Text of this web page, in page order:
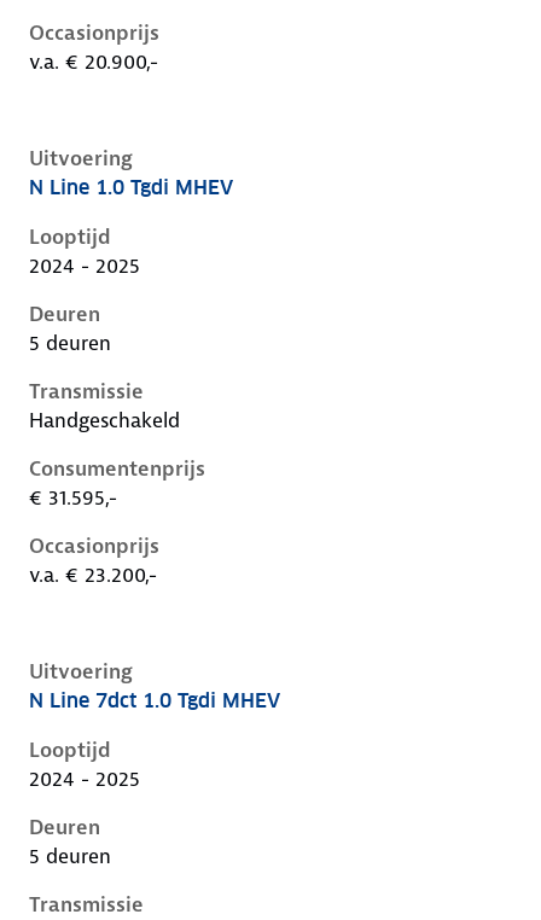
Occasionprijs
v.a. € 20.900,-
Uitvoering
Hyundai I20 iii-1e-facelift, 1.0 tgdi mhev, 74 kW,
N Line 1.0 Tgdi MHEV
Looptijd
2024 - 2025
Deuren
5 deuren
Transmissie
Handgeschakeld
Consumentenprijs
€ 31.595,-
Occasionprijs
v.a. € 23.200,-
Uitvoering
Hyundai I20 iii-1e-facelift, 1.0 tgdi mhev, 74 kW,
N Line 7dct 1.0 Tgdi MHEV
Looptijd
2024 - 2025
Deuren
5 deuren
Transmissie